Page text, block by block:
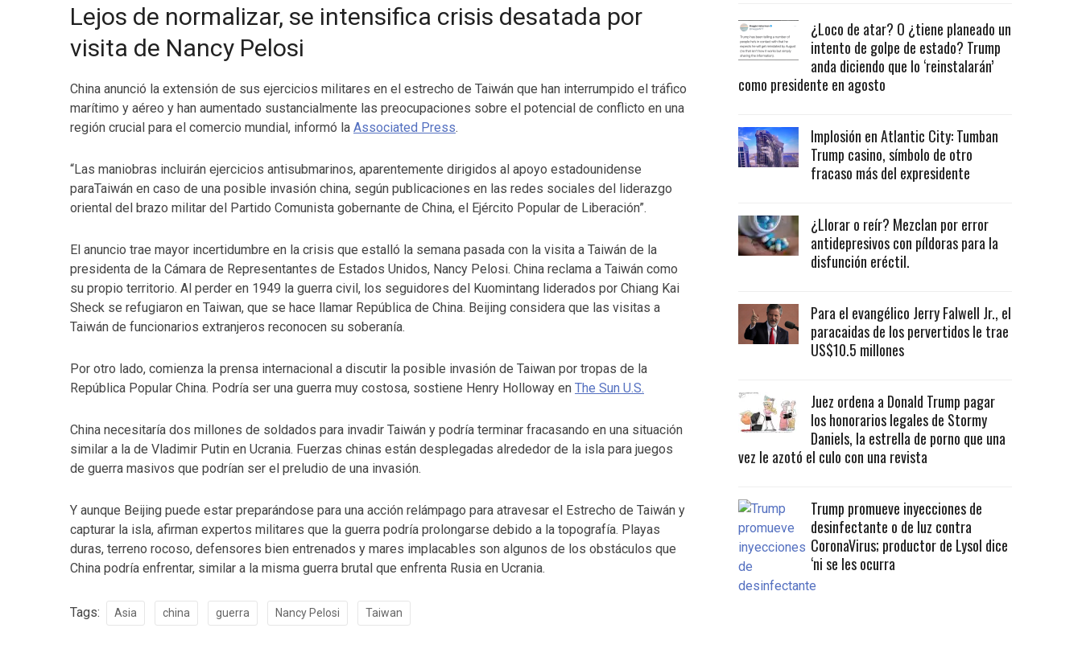
Lejos de normalizar, se intensifica crisis desatada por
visita de Nancy Pelosi
China anunció la extensión de sus ejercicios militares en el estrecho de Taiwán que han interrumpido el tráfico
marítimo y aéreo y han aumentado sustancialmente las preocupaciones sobre el potencial de conflicto en una
región crucial para el comercio mundial, informó la Associated Press.
“Las maniobras incluirán ejercicios antisubmarinos, aparentemente dirigidos al apoyo estadounidense
paraTaiwán en caso de una posible invasión china, según publicaciones en las redes sociales del liderazgo
oriental del brazo militar del Partido Comunista gobernante de China, el Ejército Popular de Liberación”.
El anuncio trae mayor incertidumbre en la crisis que estalló la semana pasada con la visita a Taiwán de la
presidenta de la Cámara de Representantes de Estados Unidos, Nancy Pelosi. China reclama a Taiwán como
su propio territorio. Al perder en 1949 la guerra civil, los seguidores del Kuomintang liderados por Chiang Kai
Sheck se refugiaron en Taiwan, que se hace llamar República de China. Beijing considera que las visitas a
Taiwán de funcionarios extranjeros reconocen su soberanía.
Por otro lado, comienza la prensa internacional a discutir la posible invasión de Taiwan por tropas de la
República Popular China. Podría ser una guerra muy costosa, sostiene Henry Holloway en The Sun U.S.
China necesitaría dos millones de soldados para invadir Taiwán y podría terminar fracasando en una situación
similar a la de Vladimir Putin en Ucrania. Fuerzas chinas están desplegadas alrededor de la isla para juegos
de guerra masivos que podrían ser el preludio de una invasión.
Y aunque Beijing puede estar preparándose para una acción relámpago para atravesar el Estrecho de Taiwán y
capturar la isla, afirman expertos militares que la guerra podría prolongarse debido a la topografía. Playas
duras, terreno rocoso, defensores bien entrenados y mares implacables son algunos de los obstáculos que
China podría enfrentar, similar a la misma guerra brutal que enfrenta Rusia en Ucrania.
Tags: Asia china guerra Nancy Pelosi Taiwan
¿Loco de atar? O ¿tiene planeado un
intento de golpe de estado? Trump
anda diciendo que lo ‘reinstalarán’
como presidente en agosto
Implosión en Atlantic City: Tumban
Trump casino, símbolo de otro
fracaso más del expresidente
¿Llorar o reír? Mezclan por error
antidepresivos con píldoras para la
disfunción eréctil.
Para el evangélico Jerry Falwell Jr., el
paracaidas de los pervertidos le trae
US$10.5 millones
Juez ordena a Donald Trump pagar
los honorarios legales de Stormy
Daniels, la estrella de porno que una
vez le azotó el culo con una revista
Trump promueve inyecciones de
desinfectante o de luz contra
CoronaVirus; productor de Lysol dice
‘ni se les ocurra